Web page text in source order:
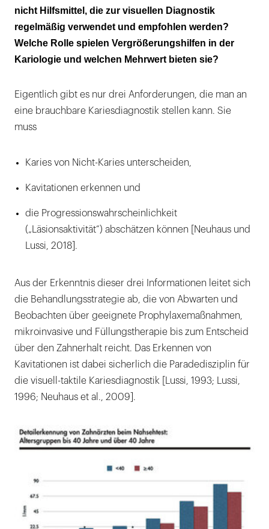
Literaturliste
nicht Hilfsmittel, die zur visuellen Diagnostik
regelmäßig verwendet und empfohlen werden?
Welche Rolle spielen Vergrößerungshilfen in der
Kariologie und welchen Mehrwert bieten sie?
Eigentlich gibt es nur drei Anforderungen, die man an
eine brauchbare Kariesdiagnostik stellen kann. Sie
muss
Karies von Nicht-Karies unterscheiden,
Kavitationen erkennen und
die Progressionswahrscheinlichkeit
(„Läsionsaktivität“) abschätzen können [Neuhaus und
Lussi, 2018].
Aus der Erkenntnis dieser drei Informationen leitet sich
die Behandlungsstrategie ab, die von Abwarten und
Beobachten über geeignete Prophylaxemaßnahmen,
mikroinvasive und Füllungstherapie bis zum Entscheid
über den Zahnerhalt reicht. Das Erkennen von
Kavitationen ist dabei sicherlich die Paradedisziplin für
die visuell-taktile Kariesdiagnostik [Lussi, 1993; Lussi,
1996; Neuhaus et al., 2009].